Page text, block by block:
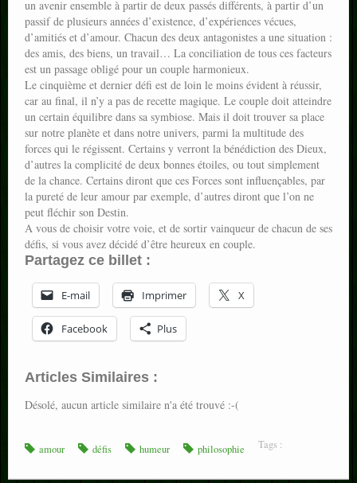
un avenir ensemble à partir de deux passés différents, à partir d’un
passif de plusieurs années d’existence, d’expériences vécues,
d’amitiés et d’amour. Chacun des deux antagonistes a une situation :
des amis, des biens, un travail… La conciliation de tous ces facteurs
est un passage obligé pour un couple harmonieux.
Le cinquième et dernier défi est de loin le moins évident à réussir,
car au final, il n’y a pas de recette magique. Le couple doit atteindre
un certain équilibre dans sa symbiose. Mais il doit trouver sa place
sur notre planète et dans notre univers, parmi la multitude des
forces qui le régissent. Certains y verront la bénédiction des Dieux,
d’autres la complicité de deux bonnes étoiles, ou tout simplement
de la chance. Certains diront que ces Forces sont influençables, par
la pureté de leur amour par exemple, d’autres diront que l’on ne
peut fléchir son Destin.
A vous de choisir votre voie, et de sortir vainqueur de chacun de ses
défis, si vous avez décidé d’être heureux en couple.
Partagez ce billet :
E-mail Imprimer X
Facebook Plus
Articles Similaires :
Désolé, aucun article similaire n'a été trouvé :-(
Tags :
amour défis humeur philosophie